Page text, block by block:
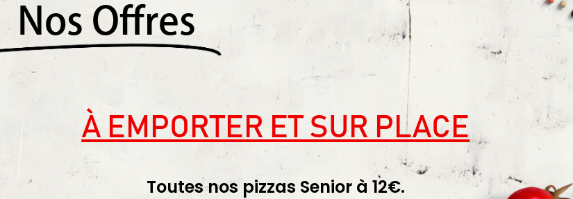
Nos Offres
À EMPORTER ET SUR PLACE
Toutes nos pizzas Senior à 12€.